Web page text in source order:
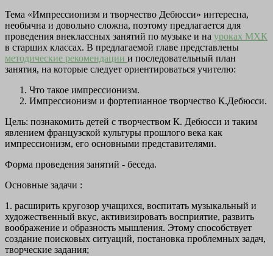
Тема «Импрессионизм и творчество Дебюсси» интересна,
необычна и довольно сложна, поэтому предлагается для
проведения внеклассных занятий по музыке и на уроках МХК
в старших классах. В предлагаемой главе представлены
методические рекомендации и последовательный план
занятия, на которые следует ориентироваться учителю:
Что такое импрессионизм.
Импрессионизм и фортепианное творчество К.Дебюсси.
Цель: познакомить детей с творчеством К. Дебюсси и таким
явлением французской культуры прошлого века как
импрессионизм, его основными представителями.
Форма проведения занятий - беседа.
Основные задачи :
1. расширить кругозор учащихся, воспитать музыкальный и
художественный вкус, активизировать восприятие, развить
воображение и образность мышления. Этому способствует
создание поисковых ситуаций, постановка проблемных задач,
творческие задания;